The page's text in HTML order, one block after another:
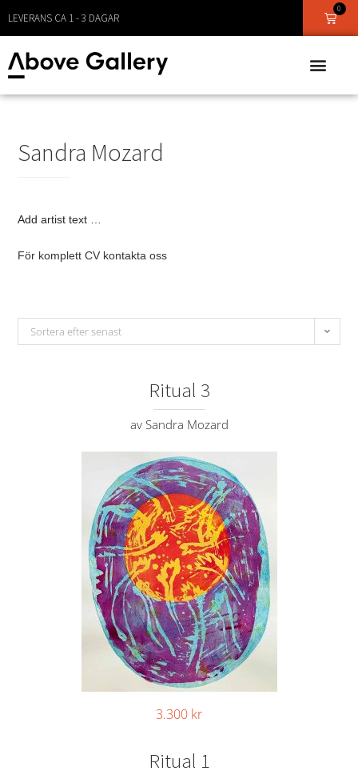
LEVERANS CA 1 - 3 DAGAR
0
Sandra Mozard
Add artist text …
För komplett CV kontakta oss
Sortera efter senast
Ritual 3
av Sandra Mozard
3.300 kr
Ritual 1